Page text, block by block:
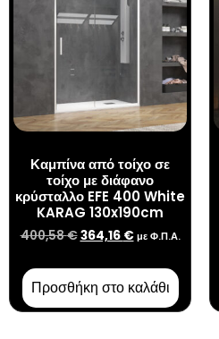
Καμπίνα από τοίχο σε
τοίχο με διάφανο
κρύσταλλο EFE 400 White
KARAG 130x190cm
400,58€364,16 € με Φ.Π.Α.
Προσθήκη στο καλάθι